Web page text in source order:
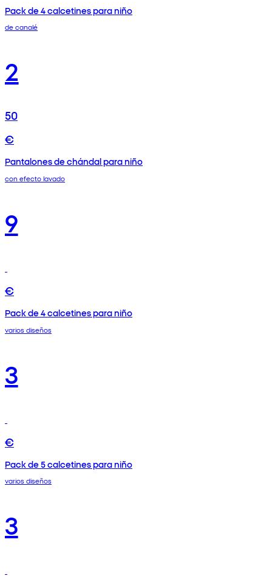
Pack de 4 calcetines para niño
de canalé
2
50
€
Pantalones de chándal para niño
con efecto lavado
9
€
Pack de 4 calcetines para niño
varios diseños
3
€
Pack de 5 calcetines para niño
varios diseños
3